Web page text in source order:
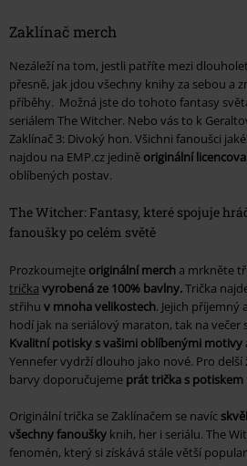
Zaklínač merch
Nezáleží na tom, jestli patříte mezi
přesně, jak jdou všechny knihy za sebou a
příběhy. Možná jste do tohoto fantasy
seriálem The Witcher. Nebo vás to k
Zaklínač 3: Divoký hon. Všichni fanoušci
najdou na EMP.cz jedině originální
oblíbených postav.
The Witcher: Fantasy, které spojuje
fanoušky po celém světě
Prozkoumejte originální merch a mrkněte
trička vyrobená ze 100% bavlny.Trička
střihu v mnoha velikostech. Jejich příjemný
hodí jak na seriálový maraton, tak na večer
Kvalitní potisky s vašimi oblíbenými motivy
Yennefervydrží dlouho jako nové. Pro
barvy doporučujeme prát trička s
Originální trička se Zaklínačem se navíc
všechny fanoušky knih, her i seriálu. The
fenomén, který si získává stále větší